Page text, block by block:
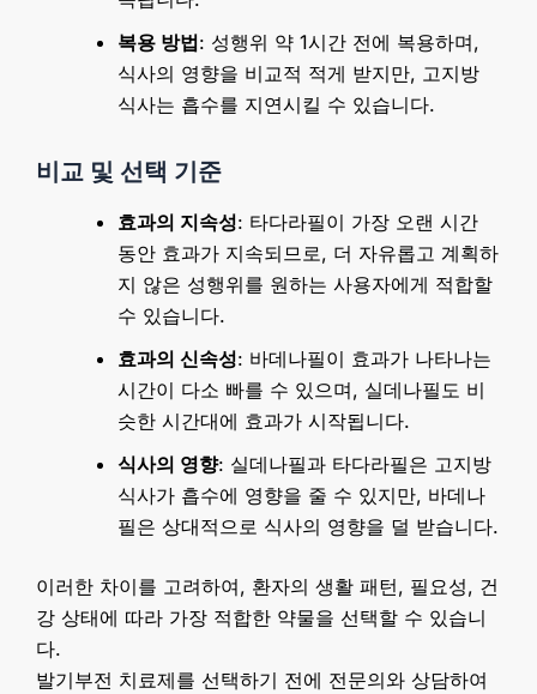
복용 방법: 성행위 약 1시간 전에 복용하며,
식사의 영향을 비교적 적게 받지만, 고지방
식사는 흡수를 지연시킬 수 있습니다.
비교 및 선택 기준
효과의 지속성: 타다라필이 가장 오랜 시간
동안 효과가 지속되므로, 더 자유롭고 계획하
지 않은 성행위를 원하는 사용자에게 적합할
수 있습니다.
효과의 신속성: 바데나필이 효과가 나타나는
시간이 다소 빠를 수 있으며, 실데나필도 비
슷한 시간대에 효과가 시작됩니다.
식사의 영향: 실데나필과 타다라필은 고지방
식사가 흡수에 영향을 줄 수 있지만, 바데나
필은 상대적으로 식사의 영향을 덜 받습니다.
이러한 차이를 고려하여, 환자의 생활 패턴, 필요성, 건
강 상태에 따라 가장 적합한 약물을 선택할 수 있습니
다.
발기부전 치료제를 선택하기 전에 전문의와 상담하여